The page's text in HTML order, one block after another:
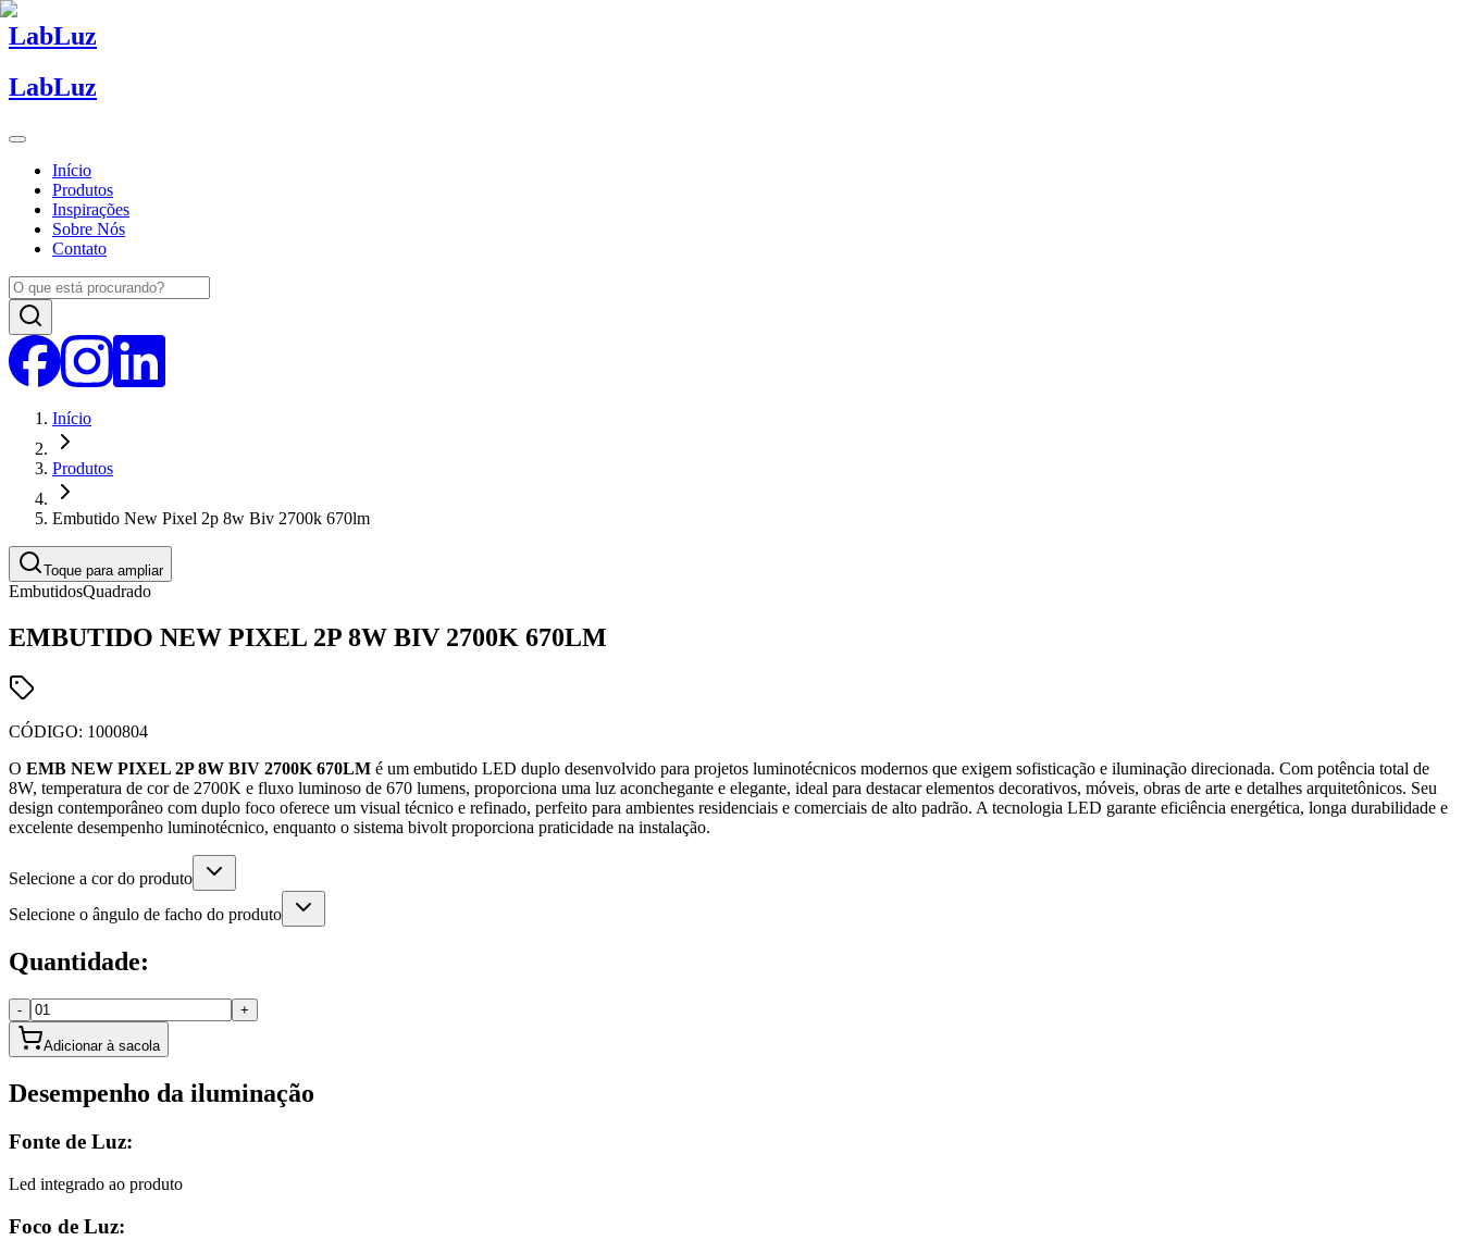
LabLuz
LabLuz
Início
Produtos
Inspirações
Sobre Nós
Contato
Início
Produtos
Embutido New Pixel 2p 8w Biv 2700k 670lm
Toque para ampliar
EmbutidosQuadrado
EMBUTIDO NEW PIXEL 2P 8W BIV 2700K 670LM
CÓDIGO: 1000804
O EMB NEW PIXEL 2P 8W BIV 2700K 670LM é um embutido LED duplo desenvolvido para projetos luminotécnicos modernos que exigem sofisticação e iluminação direcionada. Com potência total de
8W, temperatura de cor de 2700K e fluxo luminoso de 670 lumens, proporciona uma luz aconchegante e elegante, ideal para destacar elementos decorativos, móveis, obras de arte e detalhes arquitetônicos. Seu
design contemporâneo com duplo foco oferece um visual técnico e refinado, perfeito para ambientes residenciais e comerciais de alto padrão. A tecnologia LED garante eficiência energética, longa durabilidade e
excelente desempenho luminotécnico, enquanto o sistema bivolt proporciona praticidade na instalação.
Selecione a cor do produto
Selecione o ângulo de facho do produto
Quantidade:
- +
Adicionar à sacola
Desempenho da iluminação
Fonte de Luz:
Led integrado ao produto
Foco de Luz: